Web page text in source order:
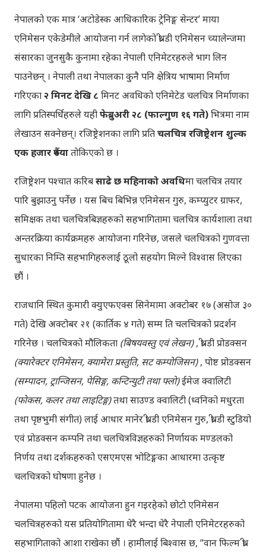
नेपालको एक मात्र ‘अटोडेस्क आधिकारिक ट्रेनिङ्ग सेन्टर’ माया
एनिमेसन एकेडेमीले आयोजना गर्न लागेको थ्री-डी एनिमेसन च्यालेन्जमा
संसारका जुनसुकै कुनामा रहेका नेपाली एनिमेटरहरुले भाग लिन
पाउनेछन् । नेपाली तथा नेपालका कुनै पनि क्षेत्रिय भाषामा निर्माण
गरिएका२ मिनट देखि ८ मिनट अवधिको एनिमेटेड चलचित्र निर्माणका
लागि प्रतिस्पर्धिहरुले यहीफेब्रुअरी २८ (फाल्गुण १६ गते)भित्रमा नाम
लेखाउन सक्नेछन्। रजिष्ट्रेशनका लागि प्रतिचलचित्र रजिष्ट्रेशन शुल्क
एक हजार रुपैंयातोकिएको छ ।
रजिष्ट्रेशन पश्चात करिबसाढे छ महिनाको अवधिमा चलचित्र तयार
पारि बुझाउनु पर्नेछ । यस बिच बिभिन्न एनिमेसन गुरु, कम्प्युटर ग्राफर,
समिक्षक तथा चलचित्रबिज्ञहरुको सहभागितामा चलचित्र कार्यशाला तथा
अन्तरक्रिया कार्यक्रमहरु आयोजना गरिनेछ, जसले चलचित्रको गुणवत्ता
सुधारका निम्ति सहभागिहरुलाई ठूलो सहयोग मिल्ने विश्वास लिएका
छौं ।
राजधानि स्थित कुमारी क्युएफएक्स सिनेमामा अक्टोबर १७ (असोज ३०
गते) देखि अक्टोबर २१ (कार्तिक ४ गते) सम्म ति चलचित्रको प्रदर्शन
गरिनेछ । चलचित्रको मौलिकता (बिषयवस्तु एवं लेखन), थ्री-डी प्रोडक्सन
(क्यारेक्टर एनिमेसन, क्यामेरा प्रस्तुति, सट कम्पोजिसन), पोष्ट प्रोडक्सन
(सम्पादन, ट्रान्जिसन, पेसिङ्ग, कन्टिन्युटी तथा फ्लो)ईमेज क्वालिटी
(फोकस, कलर तथा लाइटिङ्ग)तथा साउण्ड क्वालिटी (ध्वनिको मधुरता
तथा पृष्ठभुमी संगीत) लाई आधार मानेर थ्री-डी एनिमेसन गुरु, थ्री-डी स्टुडियो
एवं प्रोडक्सन कम्पनि तथा चलचित्रविज्ञहरुको निर्णायक मण्डलको
निर्णय तथा दर्शकहरुको एसएमएस भोटिङ्गका आधारमा उत्कृष्ट
चलचित्रको घोषणा हुनेछ ।
नेपालमा पहिलो पटक आयोजना हुन गइरहेको छोटो एनिमेसन
चलचित्रहरुको यस प्रतियोगितामा धेरै भन्दा धेरै नेपाली एनिमेटरहरुको
सहभागिताको आशा राखेका छौं । हामीलाई बिश्वास छ, “वान फिल्म थ्री-